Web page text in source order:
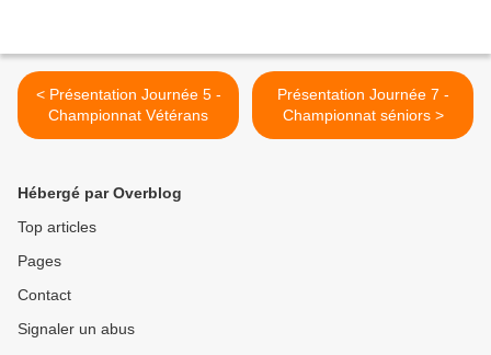
< Présentation Journée 5 -
Championnat Vétérans
Présentation Journée 7 -
Championnat séniors >
Hébergé par Overblog
Top articles
Pages
Contact
Signaler un abus